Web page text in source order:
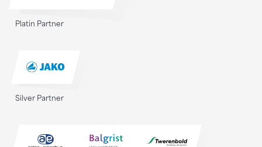
Platin Partner
Silver Partner